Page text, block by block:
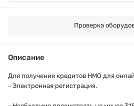
Проверка
Описание
Для получения кредитов НМО для
- Электронная регистрация.